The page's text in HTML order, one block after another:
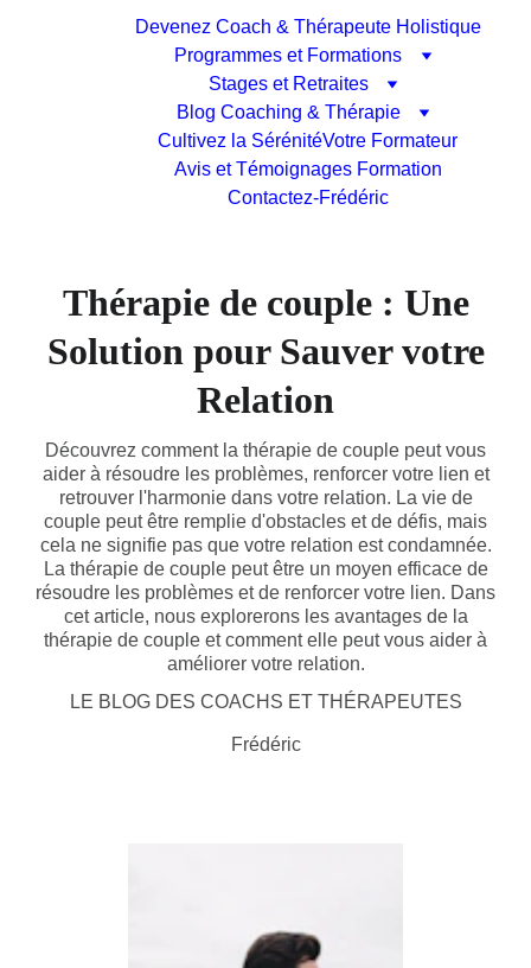
Devenez Coach & Thérapeute Holistique
Programmes et Formations
Stages et Retraites
Blog Coaching & Thérapie
Cultivez la SérénitéVotre Formateur
Avis et Témoignages Formation
Contactez-Frédéric
Thérapie de couple : Une
Solution pour Sauver votre
Relation
Découvrez comment la thérapie de couple peut vous
aider à résoudre les problèmes, renforcer votre lien et
retrouver l'harmonie dans votre relation. La vie de
couple peut être remplie d'obstacles et de défis, mais
cela ne signifie pas que votre relation est condamnée.
La thérapie de couple peut être un moyen efficace de
résoudre les problèmes et de renforcer votre lien. Dans
cet article, nous explorerons les avantages de la
thérapie de couple et comment elle peut vous aider à
améliorer votre relation.
LE BLOG DES COACHS ET THÉRAPEUTES
Frédéric